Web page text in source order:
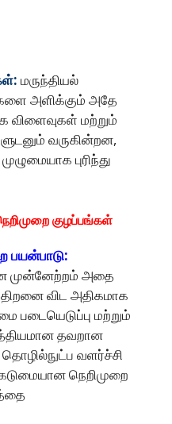
மருந்தியல்
அளிக்கும் அதே
விளைவுகள் மற்றும்
வருகின்றன,
புரிந்து
குழப்பங்கள்
பயன்பாடு:
முன்னேற்றம் அதை
திறனை விட அதிகமாக
படையெடுப்பு மற்றும்
தவறான
வளர்ச்சி
நெறிமுறை